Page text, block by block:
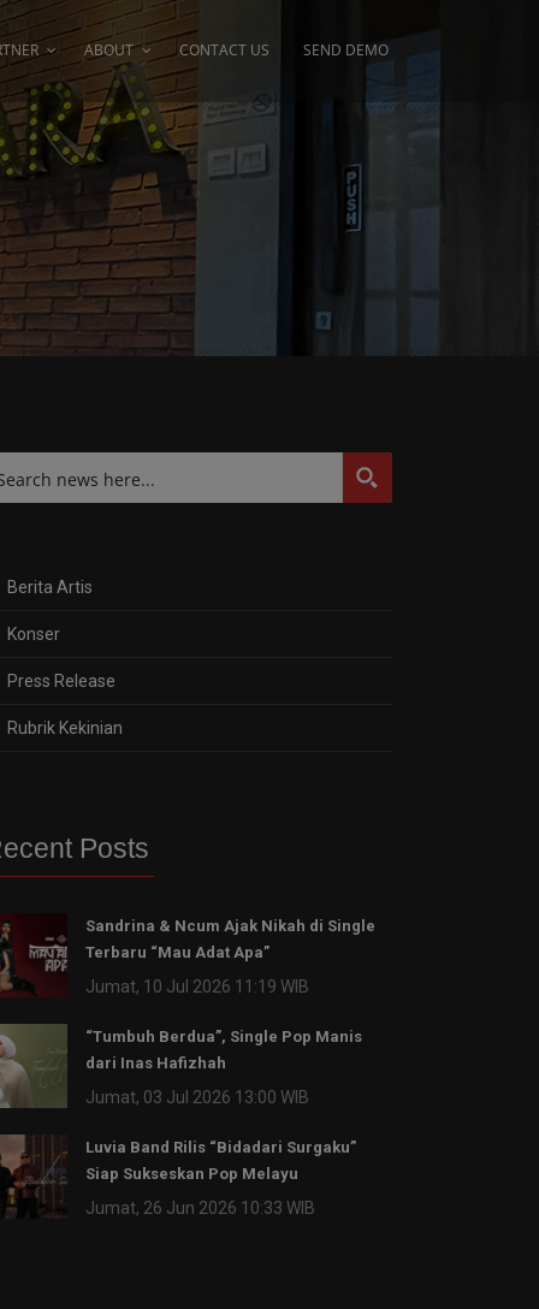
ABOUT CONTACT US SEND DEMO
Berita Artis
Konser
Press Release
Rubrik Kekinian
Posts
Sandrina & Ncum Ajak Nikah di Single
Terbaru “Mau Adat Apa”
Jumat, 10 Jul 2026 11:19 WIB
“Tumbuh Berdua”, Single Pop Manis
dari Inas Hafizhah
Jumat, 03 Jul 2026 13:00 WIB
Luvia Band Rilis “Bidadari Surgaku”
Siap Sukseskan Pop Melayu
Jumat, 26 Jun 2026 10:33 WIB